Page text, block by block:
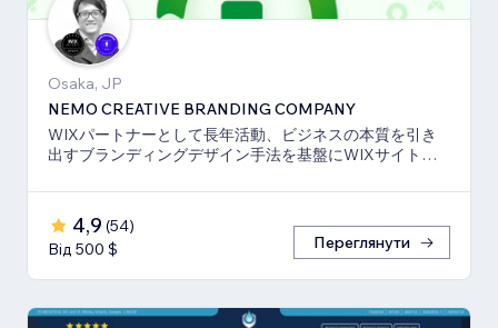
Osaka, JP
NEMO CREATIVE BRANDING COMPANY
WIXパートナーとして長年活動、ビジネスの本質を引き
出すブランディングデザイン手法を基盤にWIXサイト・
4,9 (54)
Від 500 $
Переглянути